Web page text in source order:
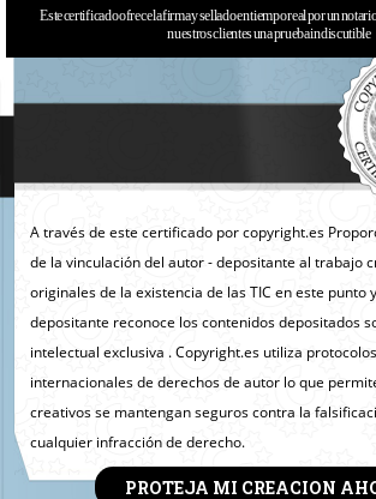
Este certificado ofrece la firma y sellado en tiempo real por un
nuestros clientes una prueba indiscutible
A través de este certificado por copyright.es
de la vinculación del autor - depositante al trabajo
originales de la existencia de las TIC en este punto
depositante reconoce los contenidos depositados
intelectual exclusiva . Copyright.es utiliza
internacionales de derechos de autor lo que
creativos se mantengan seguros contra la
cualquier infracción de derecho.
PROTEJA MI CREACION